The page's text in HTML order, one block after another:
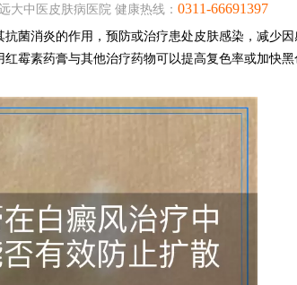
大中医皮肤病医院 健康热线： 0311-66691397
菌消炎的作用，预防或治疗患处皮肤感染，减少因
霉素药膏与其他治疗药物可以提高复色率或加快黑